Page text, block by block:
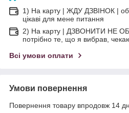
1) На карту | ЖДУ ДЗВІНОК |
цікаві для мене питання
2) На карту | ДЗВОНИТИ НЕ
потрібно те, що я вибрав,
Всі умови оплати
Умови повернення
Повернення товару впродовж 14